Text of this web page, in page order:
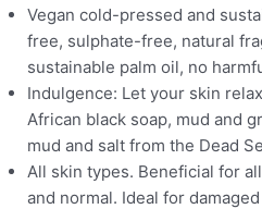
Vegan cold-pressed and
free, sulphate-free, natural
sustainable palm oil, no
Indulgence: Let your skin
African black soap, mud and
mud and salt from the Dead
All skin types. Beneficial for
and normal. Ideal for